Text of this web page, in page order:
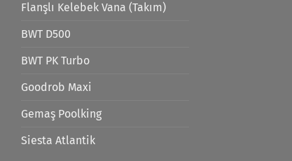
Flanşlı Kelebek Vana (Takım)
BWT D500
BWT PK Turbo
Goodrob Maxi
Gemaş Poolking
Siesta Atlantik